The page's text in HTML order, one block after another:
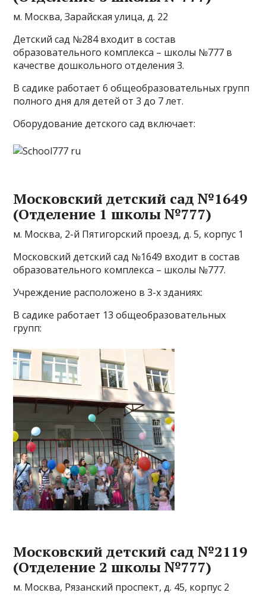
м. Москва, Зарайская улица, д. 22
Детский сад №284 входит в состав
образовательного комплекса – школы №777 в
качестве дошкольного отделения 3.
В садике работает 6 общеобразовательных групп
полного дня для детей от 3 до 7 лет.
Оборудование детского сад включает:
Московский детский сад №1649
(Отделение 1 школы №777)
м. Москва, 2-й Пятигорский проезд, д. 5, корпус 1
Московский детский сад №1649 входит в состав
образовательного комплекса – школы №777.
Учреждение расположено в 3-х зданиях:
В садике работает 13 общеобразовательных
групп:
Московский детский сад №2119
(Отделение 2 школы №777)
м. Москва, Рязанский проспект, д. 45, корпус 2